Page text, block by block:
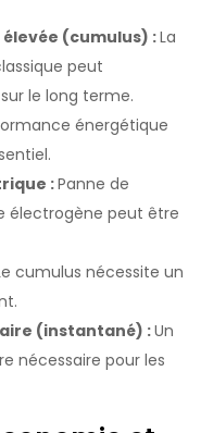
(cumulus) :La
peut
le long terme.
énergétique
:Panne de
électrogène peut être
cumulus nécessite un
(instantané) :Un
nécessaire pour les